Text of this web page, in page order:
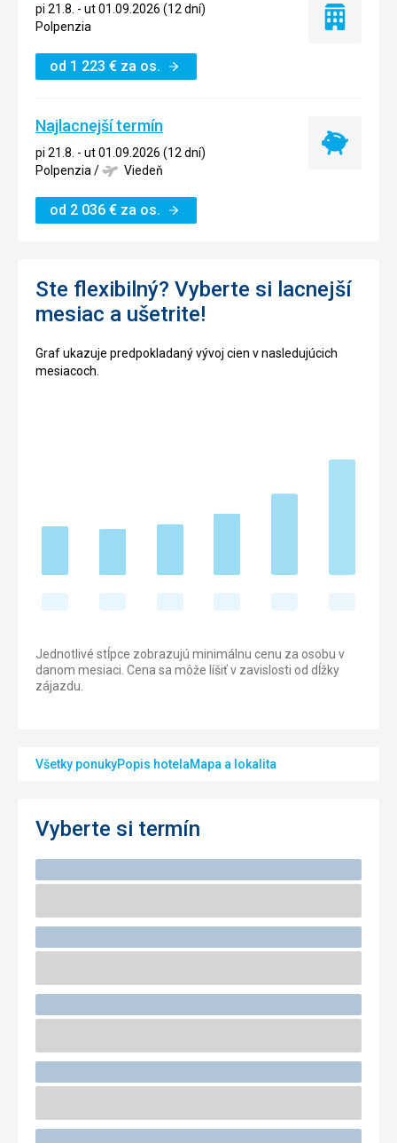
pi 21.8. - ut 01.09.2026 (12 dní)
Polpenzia
od 1 223 € za os.
Iba
Najlacnejší termín
pi 21.8. - ut 01.09.2026 (12 dní)
Polpenzia / Viedeň
od 2 036 € za os.
Najlacnejší
Ste flexibilný? Vyberte si lacnejší
mesiac a ušetrite!
Graf ukazuje predpokladaný vývoj cien v nasledujúcich
mesiacoch.
Jednotlivé stĺpce zobrazujú minimálnu cenu za osobu v
danom mesiaci. Cena sa môže líšiť v zavislosti od dĺžky
zájazdu.
Všetky ponukyPopis hotelaMapa a lokalita
Vyberte si termín